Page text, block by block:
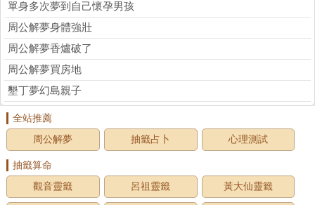
單身多次夢到自己懷孕男孩
周公解夢身體強壯
周公解夢香爐破了
周公解夢買房地
墾丁夢幻島親子
全站推薦
周公解夢
抽籤占卜 心理測試
抽籤算命
觀音靈籤
呂祖靈籤 黃大仙靈籤